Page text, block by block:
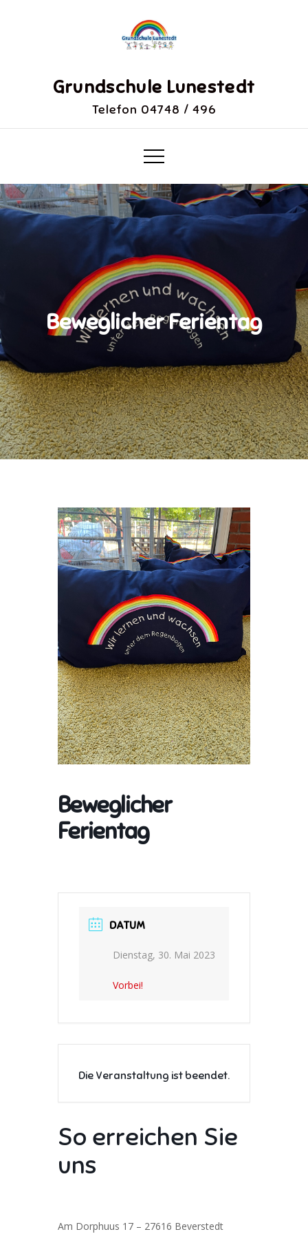
Grundschule Lunestedt
Telefon 04748 / 496
Beweglicher Ferientag
Beweglicher
Ferientag
DATUM
Dienstag, 30. Mai 2023
Vorbei!
Die Veranstaltung ist beendet.
So erreichen Sie
uns
Am Dorphuus 17 – 27616 Beverstedt